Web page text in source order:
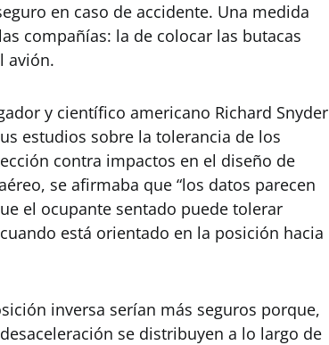
en caso de accidente. Una medida
compañías: la de colocar las butacas
avión.
y científico americano Richard Snyder
estudios sobre la tolerancia de los
contra impactos en el diseño de
se afirmaba que “los datos parecen
el ocupante sentado puede tolerar
está orientado en la posición hacia
inversa serían más seguros porque,
se distribuyen a lo largo de